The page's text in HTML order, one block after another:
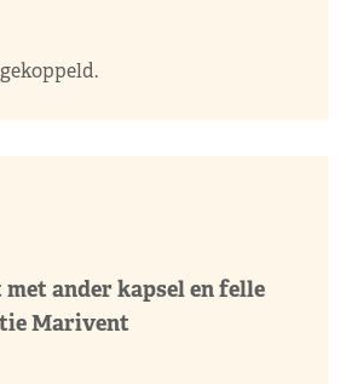
ander kapsel en felle
Marivent